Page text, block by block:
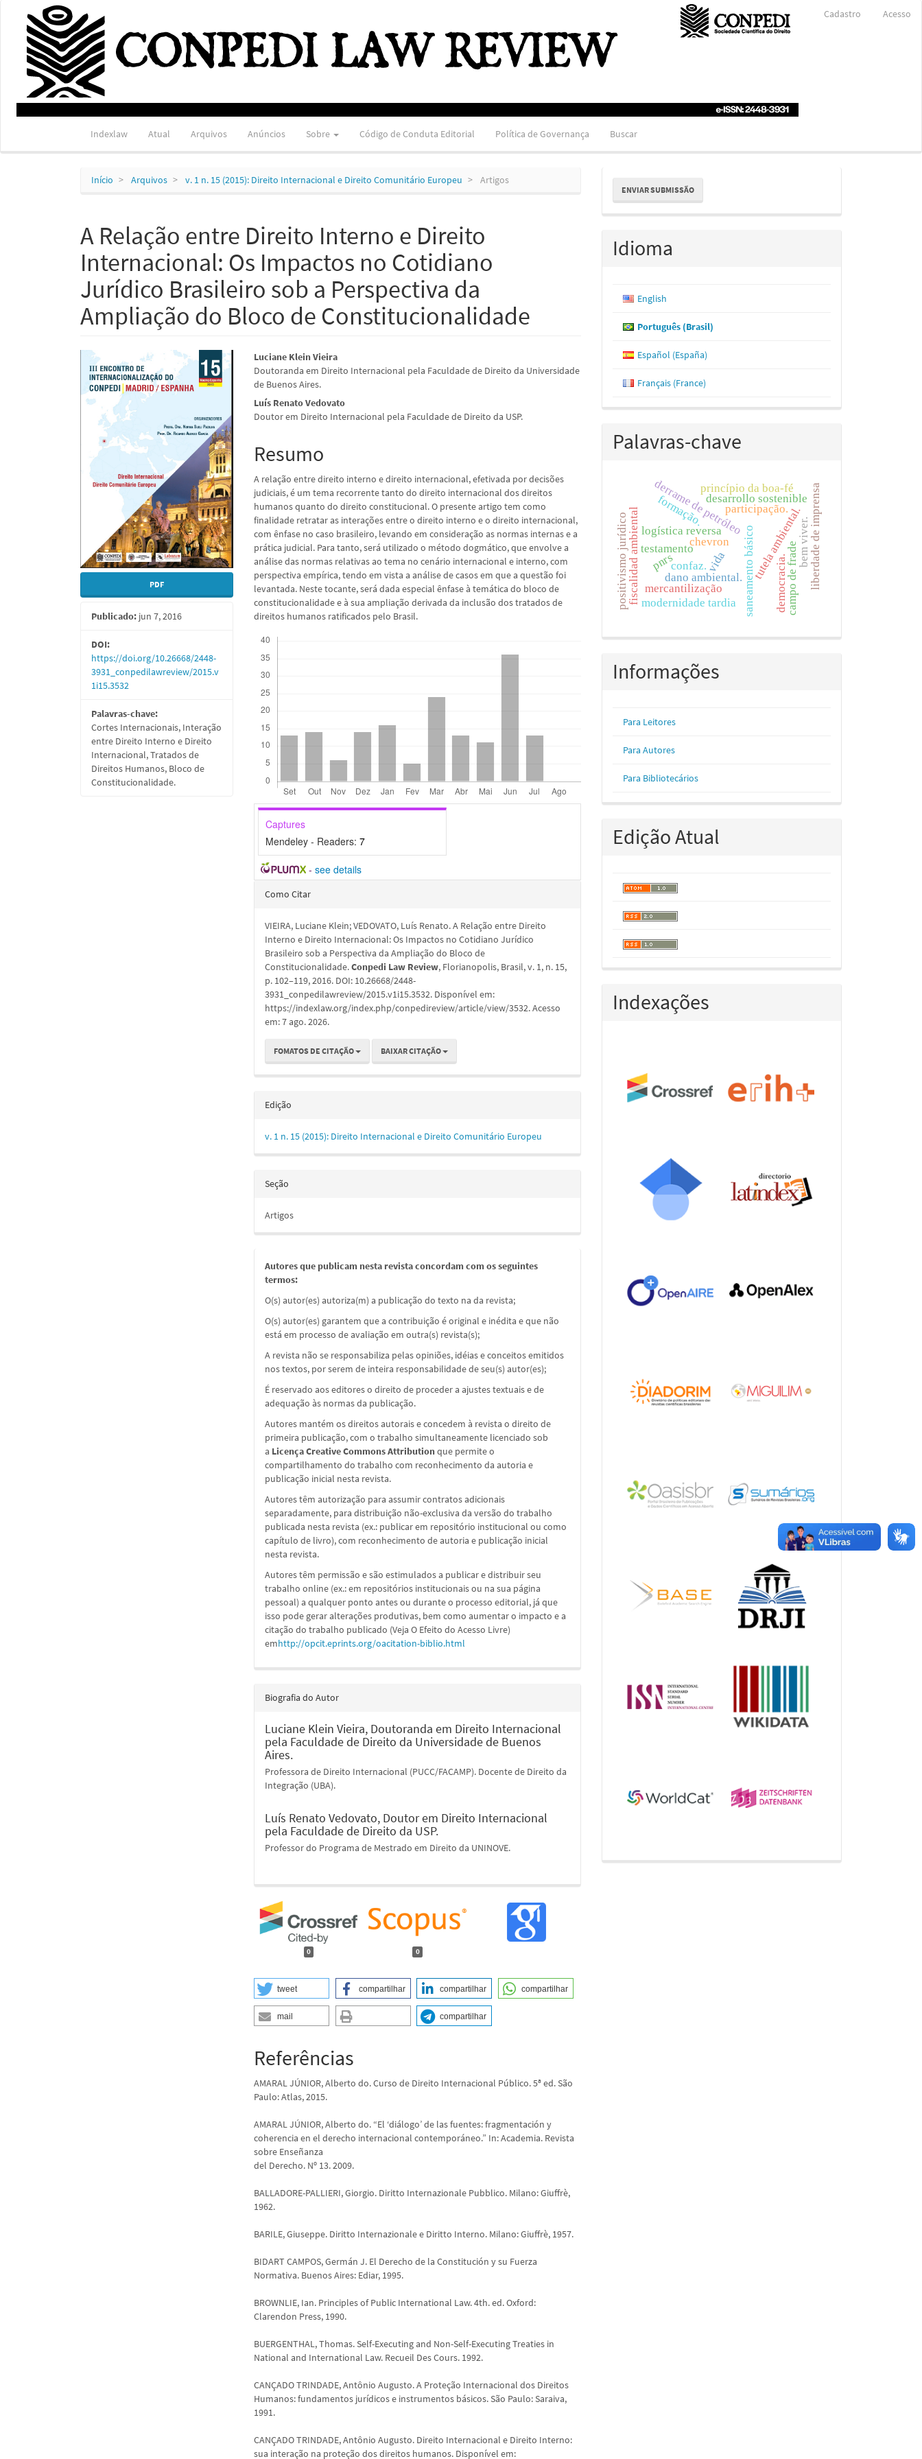
Navegação
Principal
Conteúdo
principal
Barra
Lateral
Cadastro Acesso
Indexlaw Atual Arquivos Anúncios Sobre Código de Conduta Editorial Política de Governança Buscar
Início Arquivos v. 1 n. 15 (2015): Direito Internacional e Direito Comunitário Europeu Artigos
A Relação entre Direito Interno e Direito
Internacional: Os Impactos no Cotidiano
Jurídico Brasileiro sob a Perspectiva da
Ampliação do Bloco de Constitucionalidade
Barra
lateral
de
artigos
PDF
Publicado: jun 7, 2016
DOI:
https://doi.org/10.26668/2448-
3931_conpedilawreview/2015.v
1i15.3532
Palavras-chave:
Cortes Internacionais, Interação
entre Direito Interno e Direito
Internacional, Tratados de
Direitos Humanos, Bloco de
Constitucionalidade.
Conteúdo
do
artigo
principal
Luciane Klein Vieira
Doutoranda em Direito Internacional pela Faculdade de Direito da Universidade
de Buenos Aires.
Luís Renato Vedovato
Doutor em Direito Internacional pela Faculdade de Direito da USP.
Resumo
A relação entre direito interno e direito internacional, efetivada por decisões
judiciais, é um tema recorrente tanto do direito internacional dos direitos
humanos quanto do direito constitucional. O presente artigo tem como
finalidade retratar as interações entre o direito interno e o direito internacional,
com ênfase no caso brasileiro, levando em consideração as normas internas e a
prática judicial. Para tanto, será utilizado o método dogmático, que envolve a
análise das normas relativas ao tema no cenário internacional e interno, com
perspectiva empírica, tendo em vista a análise de casos em que a questão foi
levantada. Neste tocante, será dada especial ênfase à temática do bloco de
constitucionalidade e à sua ampliação derivada da inclusão dos tratados de
direitos humanos ratificados pelo Brasil.
Captures
Mendeley - Readers:7
- see details
Detalhes
artigo
Como Citar
VIEIRA, Luciane Klein; VEDOVATO, Luís Renato. A Relação entre Direito
Interno e Direito Internacional: Os Impactos no Cotidiano Jurídico
Brasileiro sob a Perspectiva da Ampliação do Bloco de
Constitucionalidade.Conpedi Law Review, Florianopolis, Brasil, v. 1, n. 15,
p. 102–119, 2016. DOI: 10.26668/2448-
3931_conpedilawreview/2015.v1i15.3532. Disponível em:
https://indexlaw.org/index.php/conpedireview/article/view/3532. Acesso
em: 7 ago. 2026.
FOMATOS DE CITAÇÃO BAIXAR CITAÇÃO
Edição
v. 1 n. 15 (2015): Direito Internacional e Direito Comunitário Europeu
Seção
Artigos
Autores que publicam nesta revista concordam com os seguintes
termos:
O(s) autor(es) autoriza(m) a publicação do texto na da revista;
O(s) autor(es) garantem que a contribuição é original e inédita e que não
está em processo de avaliação em outra(s) revista(s);
A revista não se responsabiliza pelas opiniões, idéias e conceitos emitidos
nos textos, por serem de inteira responsabilidade de seu(s) autor(es);
É reservado aos editores o direito de proceder a ajustes textuais e de
adequação às normas da publicação.
Autores mantém os direitos autorais e concedem à revista o direito de
primeira publicação, com o trabalho simultaneamente licenciado sob
a Licença Creative Commons Attributionque permite o
compartilhamento do trabalho com reconhecimento da autoria e
publicação inicial nesta revista.
Autores têm autorização para assumir contratos adicionais
separadamente, para distribuição não-exclusiva da versão do trabalho
publicada nesta revista (ex.: publicar em repositório institucional ou como
capítulo de livro), com reconhecimento de autoria e publicação inicial
nesta revista.
Autores têm permissão e são estimulados a publicar e distribuir seu
trabalho online (ex.: em repositórios institucionais ou na sua página
pessoal) a qualquer ponto antes ou durante o processo editorial, já que
isso pode gerar alterações produtivas, bem como aumentar o impacto e a
citação do trabalho publicado (Veja O Efeito do Acesso Livre)
emhttp://opcit.eprints.org/oacitation-biblio.html
Biografia do Autor
Luciane Klein Vieira, Doutoranda em Direito Internacional
pela Faculdade de Direito da Universidade de Buenos
Aires.
Professora de Direito Internacional (PUCC/FACAMP). Docente de Direito da
Integração (UBA).
Luís Renato Vedovato, Doutor em Direito Internacional
pela Faculdade de Direito da USP.
Professor do Programa de Mestrado em Direito da UNINOVE.
0 0
tweet compartilhar compartilhar compartilhar
mail compartilhar
Referências
AMARAL JÚNIOR, Alberto do. Curso de Direito Internacional Público. 5ª ed. São
Paulo: Atlas, 2015.
AMARAL JÚNIOR, Alberto do. “El ‘diálogo’ de las fuentes: fragmentación y
coherencia en el derecho internacional contemporáneo.” In: Academia. Revista
sobre Enseñanza
del Derecho. Nº 13. 2009.
BALLADORE-PALLIERI, Giorgio. Diritto Internazionale Pubblico. Milano: Giuffrè,
1962.
BARILE, Giuseppe. Diritto Internazionale e Diritto Interno. Milano: Giuffrè, 1957.
BIDART CAMPOS, Germán J. El Derecho de la Constitución y su Fuerza
Normativa. Buenos Aires: Ediar, 1995.
BROWNLIE, Ian. Principles of Public International Law. 4th. ed. Oxford:
Clarendon Press, 1990.
BUERGENTHAL, Thomas. Self-Executing and Non-Self-Executing Treaties in
National and International Law. Recueil Des Cours. 1992.
CANÇADO TRINDADE, Antônio Augusto. A Proteção Internacional dos Direitos
Humanos: fundamentos jurídicos e instrumentos básicos. São Paulo: Saraiva,
1991.
CANÇADO TRINDADE, Antônio Augusto. Direito Internacional e Direito Interno:
sua interação na proteção dos direitos humanos. Disponível em:
Enviar
Submissão
ENVIAR SUBMISSÃO
Idioma
English
Português (Brasil)
Español (España)
Français (France)
Palavras-chave
saneamento básicotutela ambiental.
vida
testamento
dano ambiental. campo de frade
chevron
derrame de petróleodesarrollo sostenible
fiscalidad ambiental confaz.
logística reversa bem viver.
pnrs
mercantilização
positivismo jurídico
princípio da boa-fé
participação.
formação. liberdade de imprensa
modernidade tardia democracia.
Informações
Para Leitores
Para Autores
Para Bibliotecários
Edição Atual
Indexações